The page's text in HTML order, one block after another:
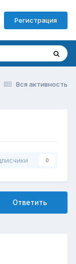
Регистрация
Вся активность
0
Ответить